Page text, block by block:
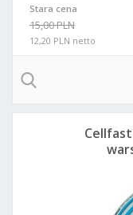
Stara cena
15,00 PLN
12,20 PLN netto